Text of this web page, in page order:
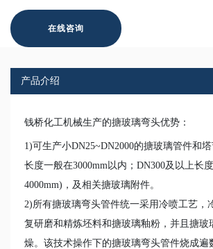
在线咨询
产品介绍
钱桥化工机械生产的搪玻璃弯头优势：
1)可生产小DN25~DN2000的搪玻璃管件和
长度一般在3000mm以内；DN300及以上长
4000mm)，及相关搪玻璃附件。
2)所有搪玻璃弯头管件统一采用冷喷工艺，
复研磨和精炼坯料和搪玻璃釉粉，并且搪玻
燥。该技术操作下的搪玻璃弯头管件烧成遍